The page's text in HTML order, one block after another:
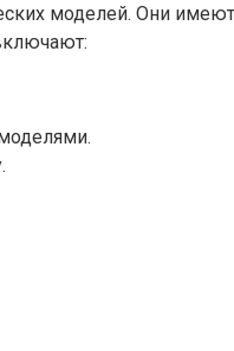
моделей. Они